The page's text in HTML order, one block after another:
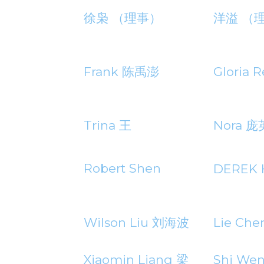
徐枭 （理事） 洋溢 （
Frank 陈禹澎 Gloria
Trina 王 Nora 庞
Robert Shen DEREK
Wilson Liu 刘海波 Lie
Xiaomin Liang 梁 Shi